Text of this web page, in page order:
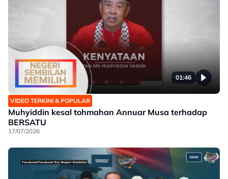
01:46
VIDEO TERKINI & POPULAR
Muhyiddin kesal tohmahan Annuar Musa terhadap
BERSATU
17/07/2026